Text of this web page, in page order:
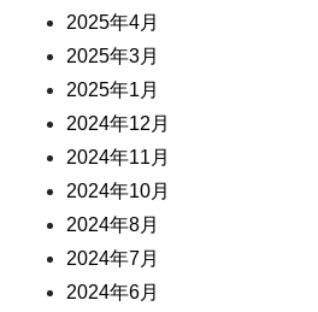
2025年4月
2025年3月
2025年1月
2024年12月
2024年11月
2024年10月
2024年8月
2024年7月
2024年6月